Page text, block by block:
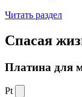
Читать раздел
Спасая
Платина для
Pt